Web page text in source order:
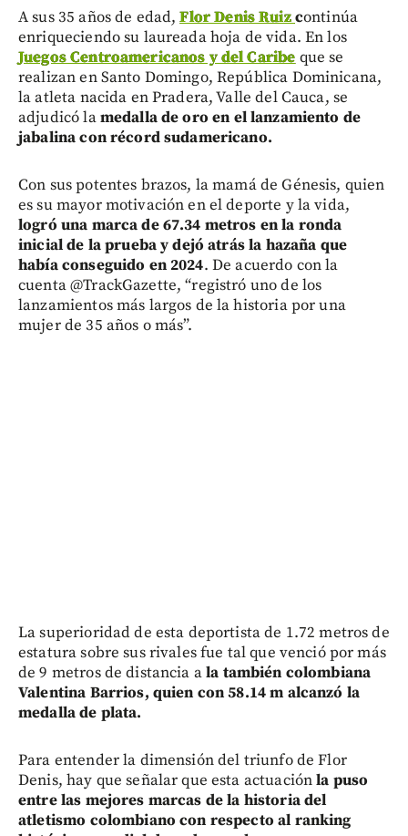
A sus 35 años de edad,Flor Denis Ruizcontinúa
enriqueciendo su laureada hoja de vida. En los
Juegos Centroamericanos y del Caribe que se
realizan en Santo Domingo, República Dominicana,
la atleta nacida en Pradera, Valle del Cauca, se
adjudicó lamedalla de oro en el lanzamiento de
jabalina con récord sudamericano.
Con sus potentes brazos, la mamá de Génesis, quien
es su mayor motivación en el deporte y la vida,
logró una marca de 67.34 metros en la ronda
inicial de la prueba y dejó atrás la hazaña que
había conseguido en 2024. De acuerdo con la
cuenta @TrackGazette, “registró uno de los
lanzamientos más largos de la historia por una
mujer de 35 años o más”.
La superioridad de esta deportista de 1.72 metros de
estatura sobre sus rivales fue tal que venció por más
de 9 metros de distancia ala también colombiana
Valentina Barrios, quien con 58.14 m alcanzó la
medalla de plata.
Para entender la dimensión del triunfo de Flor
Denis, hay que señalar que esta actuaciónla puso
entre las mejores marcas de la historia del
atletismo colombiano con respecto al ranking